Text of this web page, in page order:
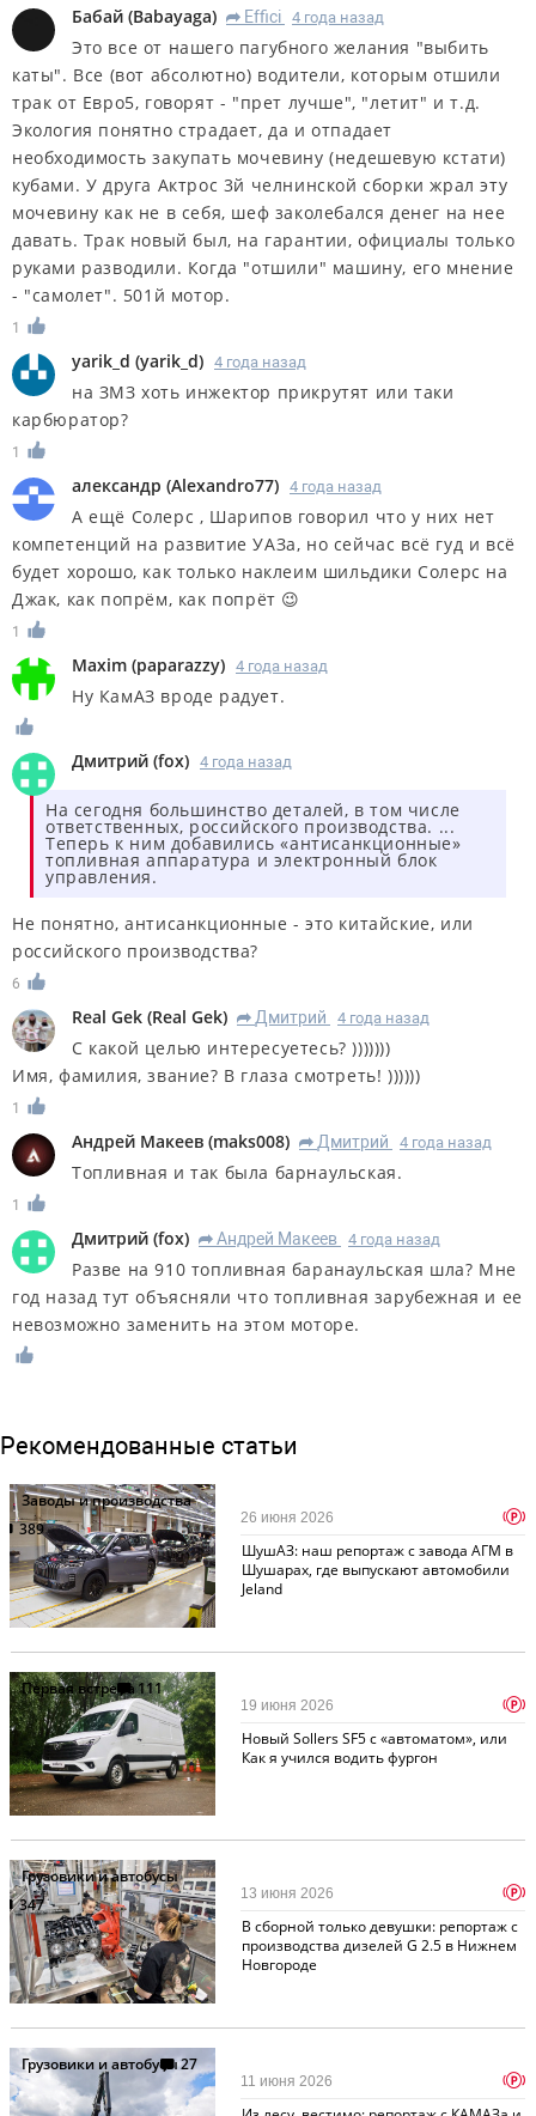
Бабай (Babayaga) R Effici 4 года назад
Это все от нашего пагубного желания "выбить
каты". Все (вот абсолютно) водители, которым отшили
трак от Евро5, говорят - "прет лучше", "летит" и т.д.
Экология понятно страдает, да и отпадает
необходимость закупать мочевину (недешевую кстати)
кубами. У друга Актрос 3й челнинской сборки жрал эту
мочевину как не в себя, шеф заколебался денег на нее
давать. Трак новый был, на гарантии, официалы только
руками разводили. Когда "отшили" машину, его мнение
- "самолет". 501й мотор.
1
yarik_d (yarik_d) 4 года назад
на ЗМЗ хоть инжектор прикрутят или таки
карбюратор?
1
александр (Alexandro77) 4 года назад
А ещё Солерс , Шарипов говорил что у них нет
компетенций на развитие УАЗа, но сейчас всё гуд и всё
будет хорошо, как только наклеим шильдики Солерс на
Джак, как попрём, как попрёт 😉
1
Maxim (paparazzy) 4 года назад
Ну КамАЗ вроде радует.
Дмитрий (fox) 4 года назад
На сегодня большинство деталей, в том числе
ответственных, российского производства. ...
Теперь к ним добавились «антисанкционные»
топливная аппаратура и электронный блок
управления.
Не понятно, антисанкционные - это китайские, или
российского производства?
6
Real Gek (Real Gek) R Дмитрий 4 года назад
С какой целью интересуетесь? )))))))
Имя, фамилия, звание? В глаза смотреть! ))))))
1
Андрей Макеев (maks008) R Дмитрий 4 года назад
Топливная и так была барнаульская.
1
Дмитрий (fox) R Андрей Макеев 4 года назад
Разве на 910 топливная баранаульская шла? Мне
год назад тут объясняли что топливная зарубежная и ее
невозможно заменить на этом моторе.
Рекомендованные статьи
Заводы и производства
389
ШушАЗ: наш репортаж с завода АГМ в
Шушарах, где выпускают автомобили
Jeland
26 июня 2026 p
Первая встреча111
Новый Sollers SF5 с «автоматом», или
Как я учился водить фургон
19 июня 2026 p
Грузовики и автобусы
347
В сборной только девушки: репортаж с
производства дизелей G 2.5 в Нижнем
Новгороде
13 июня 2026 p
Грузовики и автобусы27
11 июня 2026 p